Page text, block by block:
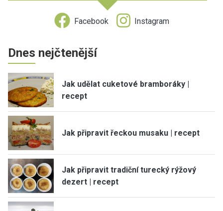
Facebook Instagram
Dnes nejčtenější
Jak udělat cuketové bramboráky |
recept
Jak připravit řeckou musaku | recept
Jak připravit tradiční turecký rýžový
dezert | recept